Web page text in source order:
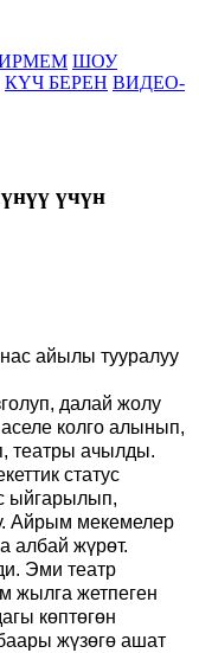
ШОУ
КҮЧ БЕРЕН ВИДЕО-
үчүн
айылы тууралуу
далай жолу
колго алынып,
театры ачылды.
статус
ыйгарылып,
Айрым мекемелер
албай жүрөт.
Эми театр
жылга жетпеген
көптөгөн
жүзөгө ашат